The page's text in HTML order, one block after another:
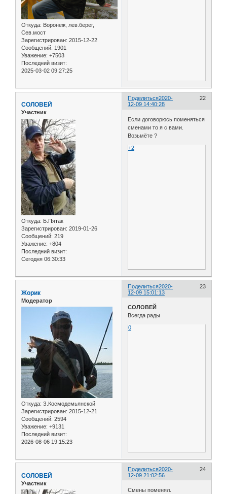
Откуда: Воронеж, лев.берег,
Сев.мост
Зарегистрирован: 2015-12-22
Сообщений: 1901
Уважение: +7503
Последний визит:
2025-03-02 09:27:25
Поделиться 22
2020-
12-09 14:40:28
СОЛОВЕЙ
Участник
Откуда: Б.Пятак
Зарегистрирован: 2019-01-26
Сообщений: 219
Уважение: +804
Последний визит:
Сегодня 06:30:33
Если договорюсь поменяться
сменами то я с вами.
Возьмёте ?
+2
Поделиться 23
2020-
12-09 15:01:13
Жорик
Модератор
Откуда: З.Космодемьянской
Зарегистрирован: 2015-12-21
Сообщений: 2594
Уважение: +9131
Последний визит:
2026-08-06 19:15:23
СОЛОВЕЙ
Всегда рады
0
Поделиться 24
2020-
12-09 21:02:56
СОЛОВЕЙ
Участник
Смены поменял.